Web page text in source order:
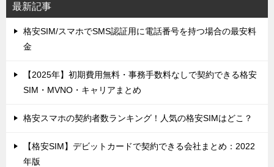
最新記事
格安SIM/スマホでSMS認証用に電話番号を持つ場合の最安料
金
【2025年】初期費用無料・事務手数料なしで契約できる格安
SIM・MVNO・キャリアまとめ
格安スマホの契約者数ランキング！人気の格安SIMはどこ？
【格安SIM】デビットカードで契約できる会社まとめ：2022
年版